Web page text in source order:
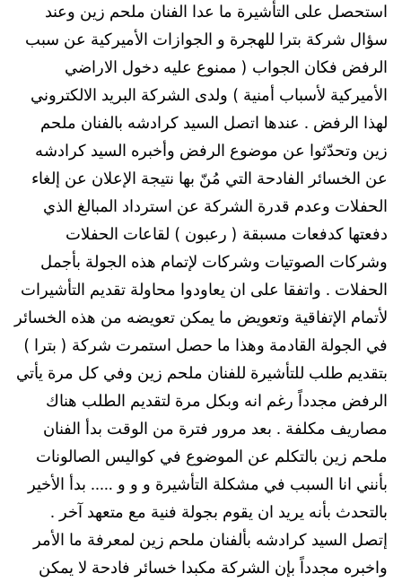
استحصل على التأشيرة ما عدا الفنان ملحم زين وعند
سؤال شركة بترا للهجرة و الجوازات الأميركية عن سبب
الرفض فكان الجواب ( ممنوع عليه دخول الاراضي
الأميركية لأسباب أمنية ) ولدى الشركة البريد الالكتروني
لهذا الرفض . عندها اتصل السيد كرادشه بالفنان ملحم
زين وتحدّثوا عن موضوع الرفض وأخبره السيد كرادشه
عن الخسائر الفادحة التي مُنّ بها نتيجة الإعلان عن إلغاء
الحفلات وعدم قدرة الشركة عن استرداد المبالغ الذي
دفعتها كدفعات مسبقة ( رعبون ) لقاعات الحفلات
وشركات الصوتيات وشركات لإتمام هذه الجولة بأجمل
الحفلات . واتفقا على ان يعاودوا محاولة تقديم التأشيرات
لأتمام الإتفاقية وتعويض ما يمكن تعويضه من هذه الخسائر
في الجولة القادمة وهذا ما حصل استمرت شركة ( بترا )
بتقديم طلب للتأشيرة للفنان ملحم زين وفي كل مرة يأتي
الرفض مجدداً رغم انه وبكل مرة لتقديم الطلب هناك
مصاريف مكلفة . بعد مرور فترة من الوقت بدأ الفنان
ملحم زين بالتكلم عن الموضوع في كواليس الصالونات
بأنني انا السبب في مشكلة التأشيرة و و و ….. بدأ الأخير
بالتحدث بأنه يريد ان يقوم بجولة فنية مع متعهد آخر .
إتصل السيد كرادشه بألفنان ملحم زين لمعرفة ما الأمر
واخبره مجدداً بإن الشركة مكبدا خسائر فادحة لا يمكن